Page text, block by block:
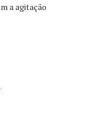
a agitação